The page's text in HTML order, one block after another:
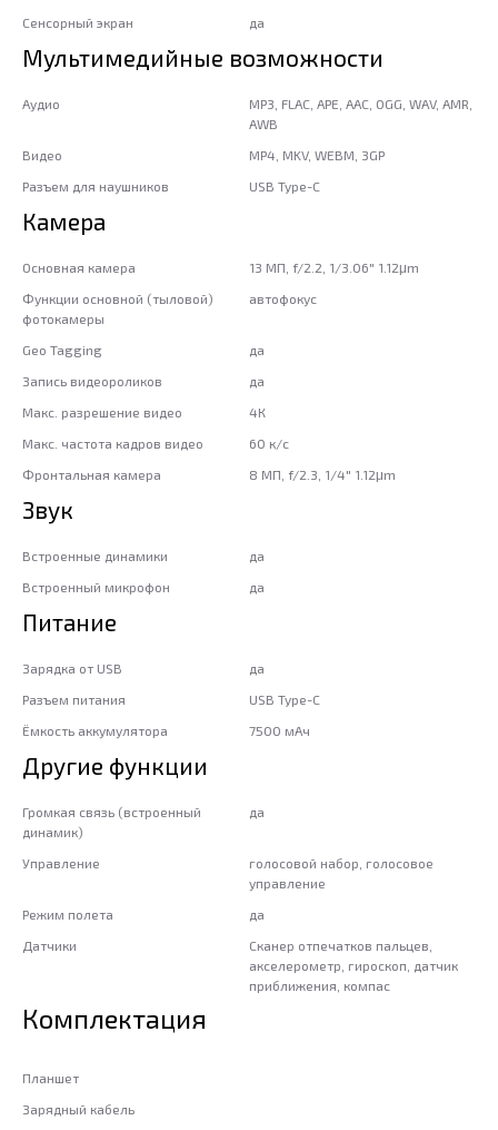
Сенсорный экран да
Мультимедийные возможности
Аудио
MP3, FLAC, APE, AAC, OGG, WAV, AMR,
AWB
Видео
MP4, MKV, WEBM, 3GP
Разъем для наушников
USB Type-C
Камера
Основная камера
13 МП, f/2.2, 1/3.06" 1.12μm
Функции основной (тыловой)
фотокамеры
автофокус
Geo Tagging
да
Запись видеороликов
да
Макс. разрешение видео
4К
Макс. частота кадров видео
60 к/c
Фронтальная камера
8 МП, f/2.3, 1/4" 1.12μm
Звук
Встроенные динамики
да
Встроенный микрофон
да
Питание
Зарядка от USB
да
Разъем питания
USB Type-C
Ёмкость аккумулятора
7500 мАч
Другие функции
Громкая связь (встроенный
динамик)
да
Управление
голосовой набор, голосовое
управление
Режим полета
да
Датчики
Сканер отпечатков пальцев,
акселерометр, гироскоп, датчик
приближения, компас
Комплектация
Планшет
Зарядный кабель